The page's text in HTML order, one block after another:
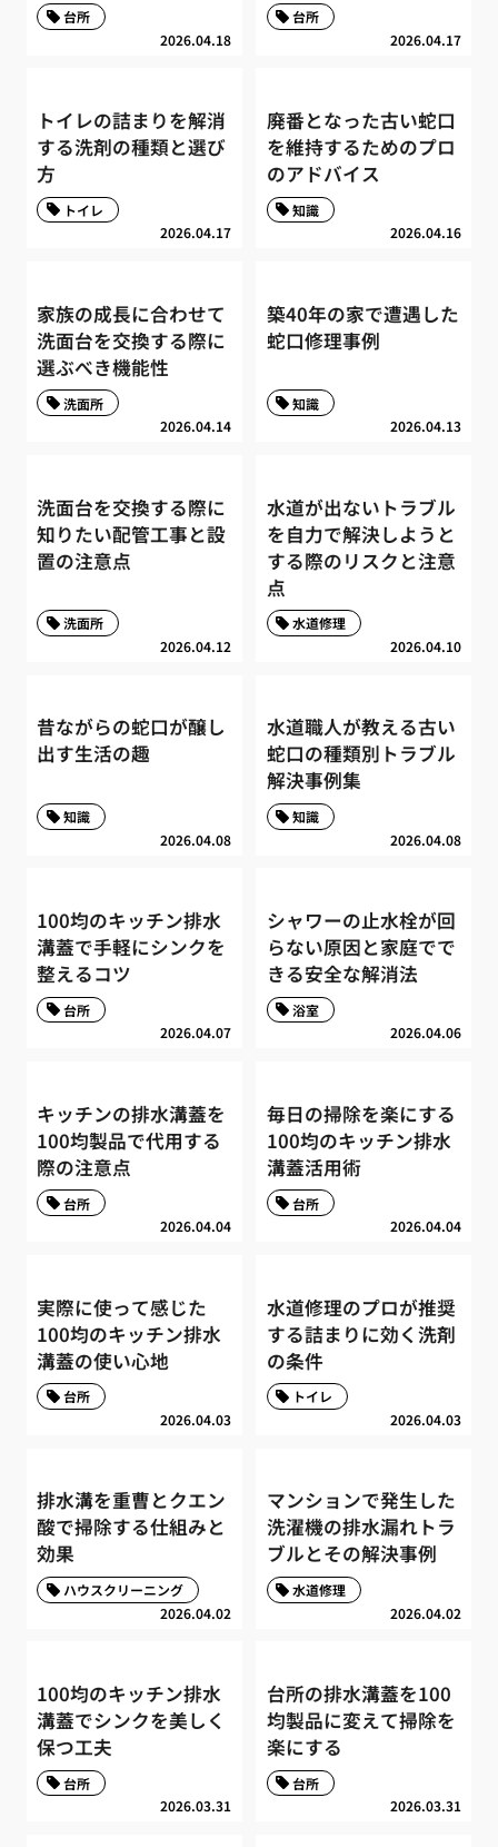
2026.04.18
台所
2026.04.17
台所
トイレの詰まりを解消
する洗剤の種類と選び
方
2026.04.17
トイレ
廃番となった古い蛇口
を維持するためのプロ
のアドバイス
2026.04.16
知識
家族の成長に合わせて
洗面台を交換する際に
選ぶべき機能性
2026.04.14
洗面所
築40年の家で遭遇した
蛇口修理事例
2026.04.13
知識
洗面台を交換する際に
知りたい配管工事と設
置の注意点
2026.04.12
洗面所
水道が出ないトラブル
を自力で解決しようと
する際のリスクと注意
点
2026.04.10
水道修理
昔ながらの蛇口が醸し
出す生活の趣
2026.04.08
知識
水道職人が教える古い
蛇口の種類別トラブル
解決事例集
2026.04.08
知識
100均のキッチン排水
溝蓋で手軽にシンクを
整えるコツ
2026.04.07
台所
シャワーの止水栓が回
らない原因と家庭でで
きる安全な解消法
2026.04.06
浴室
キッチンの排水溝蓋を
100均製品で代用する
際の注意点
2026.04.04
台所
毎日の掃除を楽にする
100均のキッチン排水
溝蓋活用術
2026.04.04
台所
実際に使って感じた
100均のキッチン排水
溝蓋の使い心地
2026.04.03
台所
水道修理のプロが推奨
する詰まりに効く洗剤
の条件
2026.04.03
トイレ
排水溝を重曹とクエン
酸で掃除する仕組みと
効果
2026.04.02
ハウスクリーニング
マンションで発生した
洗濯機の排水漏れトラ
ブルとその解決事例
2026.04.02
水道修理
100均のキッチン排水
溝蓋でシンクを美しく
保つ工夫
2026.03.31
台所
台所の排水溝蓋を100
均製品に変えて掃除を
楽にする
2026.03.31
台所